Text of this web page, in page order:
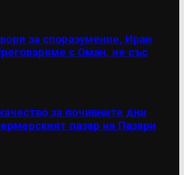
за споразумение, Иран
с Оман, не със
за почивните дни
пазар на Пазари